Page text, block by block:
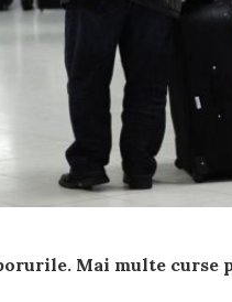
Mai multe curse